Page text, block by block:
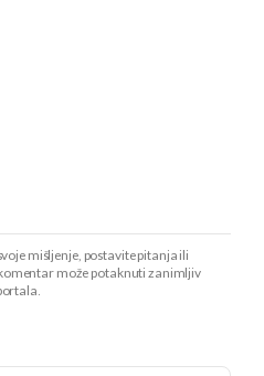
mišljenje, postavite pitanja ili
može potaknuti zanimljiv